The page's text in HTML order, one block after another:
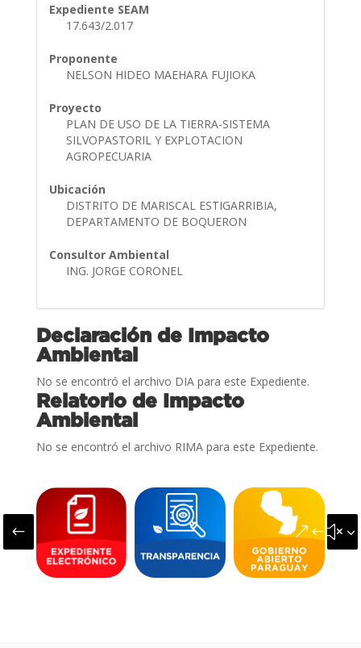
Expediente SEAM
17.643/2.017
Proponente
NELSON HIDEO MAEHARA FUJIOKA
Proyecto
PLAN DE USO DE LA TIERRA-SISTEMA
SILVOPASTORIL Y EXPLOTACION
AGROPECUARIA
Ubicación
DISTRITO DE MARISCAL ESTIGARRIBIA,
DEPARTAMENTO DE BOQUERON
Consultor Ambiental
ING. JORGE CORONEL
Declaración de Impacto
Ambiental
No se encontró el archivo DIA para este Expediente.
Relatorio de Impacto
Ambiental
No se encontró el archivo RIMA para este Expediente.
#